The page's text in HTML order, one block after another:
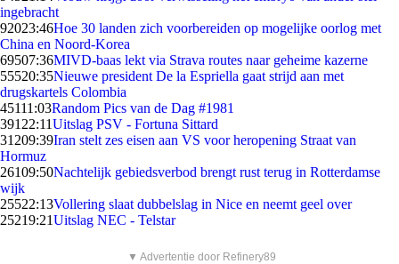
ingebracht
92023:46Hoe 30 landen zich voorbereiden op mogelijke oorlog met
China en Noord-Korea
69507:36MIVD-baas lekt via Strava routes naar geheime kazerne
55520:35Nieuwe president De la Espriella gaat strijd aan met
drugskartels Colombia
45111:03Random Pics van de Dag #1981
391 22:11Uitslag PSV - Fortuna Sittard
31209:39Iran stelt zes eisen aan VS voor heropening Straat van
Hormuz
26109:50Nachtelijk gebiedsverbod brengt rust terug in Rotterdamse
wijk
25522:13Vollering slaat dubbelslag in Nice en neemt geel over
25219:21Uitslag NEC - Telstar
▼ Advertentie door Refinery89